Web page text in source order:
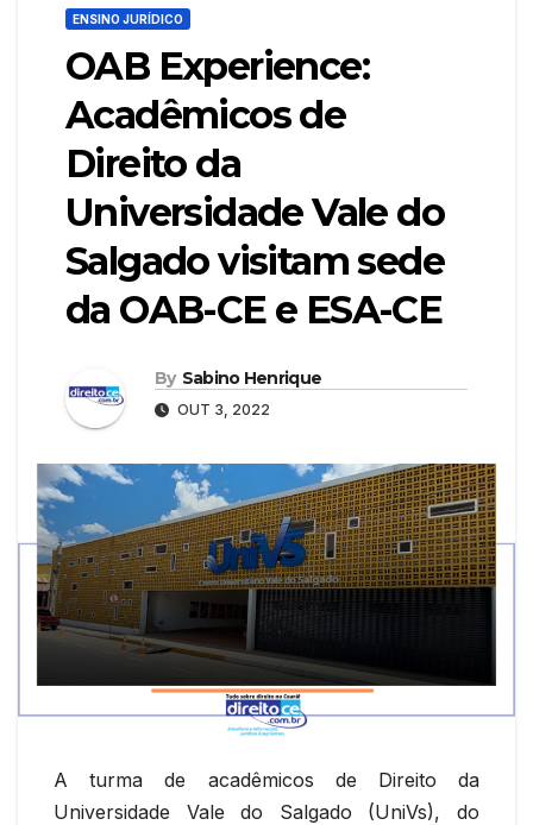
ENSINO JURÍDICO
OAB Experience:
Acadêmicos de
Direito da
Universidade Vale do
Salgado visitam sede
da OAB-CE e ESA-CE
By Sabino Henrique
OUT 3, 2022
A turma de acadêmicos de Direito da
Universidade Vale do Salgado (UniVs), do